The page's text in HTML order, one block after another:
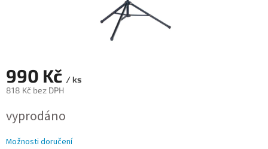
990 Kč / ks
818 Kč bez DPH
cena:
vyprodáno
Možnosti doručení